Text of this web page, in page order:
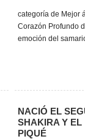
categoría de Mejor
Corazón Profundo
emoción del
NACIÓ EL
SHAKIRA Y EL
PIQUÉ